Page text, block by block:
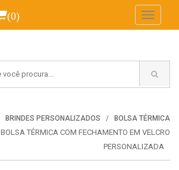
(0)
Toggle
BRINDES PERSONALIZADOS
BOLSA TÉRMICA
BOLSA TÉRMICA COM FECHAMENTO EM VELCRO
PERSONALIZADA